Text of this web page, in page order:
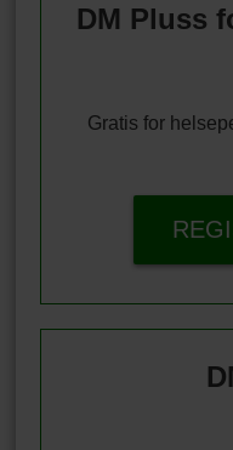
DM Pluss
Gratis for